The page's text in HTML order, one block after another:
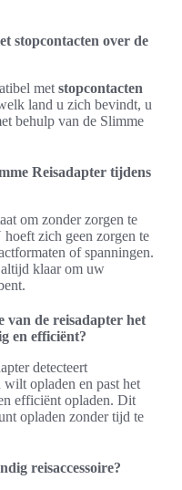
stopcontacten over de
met stopcontacten
land u zich bevindt, u
behulp van de Slimme
Reisadapter tijdens
om zonder zorgen te
zich geen zorgen te
of spanningen.
klaar om uw
van de reisadapter het
en efficiënt?
detecteert
wilt opladen en past het
efficiënt opladen. Dit
opladen zonder tijd te
reisaccessoire?